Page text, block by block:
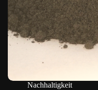
Nachhaltigkeit